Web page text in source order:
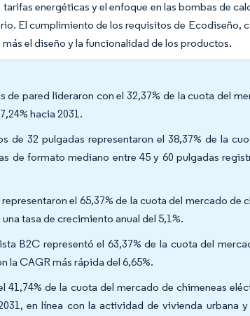
energéticas y el enfoque en las bombas de
El cumplimiento de los requisitos de Ecodiseño,
el diseño y la funcionalidad de los productos.
pared lideraron con el 32,37% de la cuota del
hacia 2031.
de 32 pulgadas representaron el 38,37% de la
de formato mediano entre 45 y 60 pulgadas
el 65,37% de la cuota del mercado de
tasa de crecimiento anual del 5,1%.
B2C representó el 63,37% de la cuota del
la CAGR más rápida del 6,65%.
de la cuota del mercado de chimeneas
en línea con la actividad de vivienda urbana